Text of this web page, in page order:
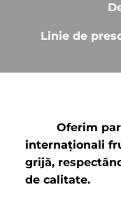
Linie de
Oferim
internaționali
grijă,
de calitate.